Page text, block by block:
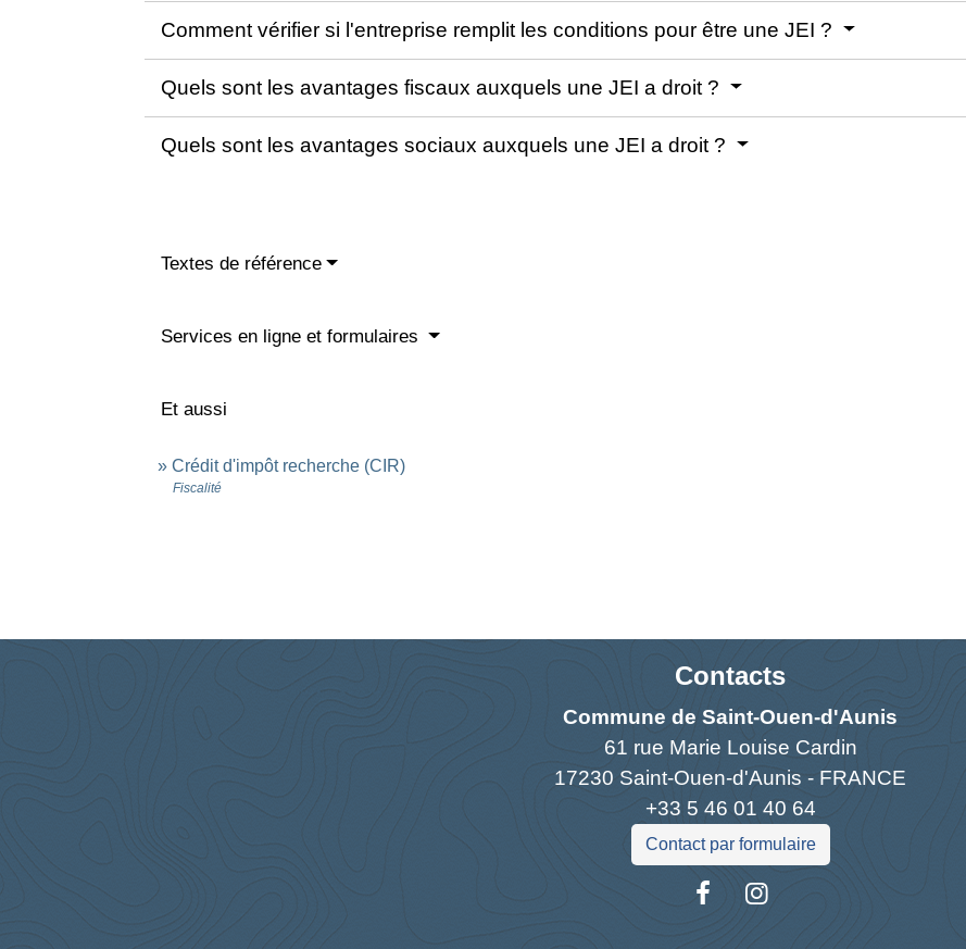
Comment vérifier si l'entreprise remplit les conditions pour être une JEI ?
Quels sont les avantages fiscaux auxquels une JEI a droit ?
Quels sont les avantages sociaux auxquels une JEI a droit ?
Textes de référence
Services en ligne et formulaires
Et aussi
Crédit d'impôt recherche (CIR)
Fiscalité
Contacts
Commune de Saint-Ouen-d'Aunis
61 rue Marie Louise Cardin
17230 Saint-Ouen-d'Aunis - FRANCE
+33 5 46 01 40 64
Contact par formulaire